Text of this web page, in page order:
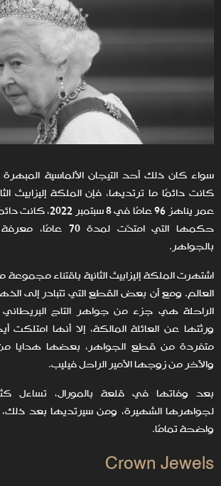
سواء كان ذلك أحد التيجان الألماسية المبهرة
كانت دائمًا ما ترتديها، فإن الملكة إليزابيث
عمر يناهز 96 عامًا في
حكمها التي امتدّت
بالجواهر.
اشتهرت الملكة إليزابيث الثانية باقتناء
العالم. ومع أن بعض القطع التي تتبادر إلى
ورثتها عن العائلة المالكة، إلا أنها
متفردة من قطع الجواهر، بعضها هدايا من
والآخر من زوجها الأمير الراحل فيليب.
بعد وفاتها في قلعة بالمورال، تساءل
لجواهرها الشهيرة، ومن سيرتديها بعد
واضحة تمامًا.
Crown Jewels